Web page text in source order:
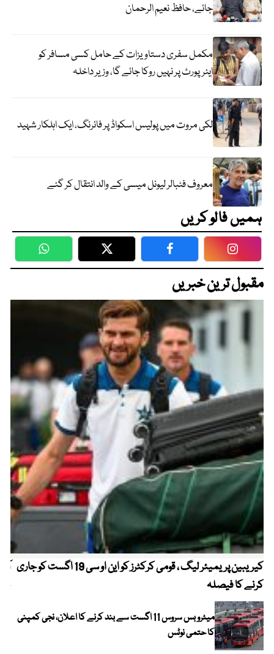
جائے، حافظ نعیم الرحمان
مکمل سفری دستاویزات کے حامل کسی مسافر کو
ایئرپورٹ پر نہیں روکا جائے گا، وزیر داخلہ
لکی مروت میں پولیس اسکواڈ پر فائرنگ، ایک اہلکار شہید
معروف فٹبالر لیونل میسی کے والد انتقال کر گئے
ہمیں فالو کریں
WhatsApp Twitter Facebook
مقبول ترین خبریں
کیریبین پریمیئر لیگ ، قومی کرکٹرز کو این او سی 19 اگست کو جاری
کرنے کا فیصلہ
میٹرو بس سروس 11 اگست سے بند کرنے کا اعلان، نجی کمپنی
کا حتمی نوٹس